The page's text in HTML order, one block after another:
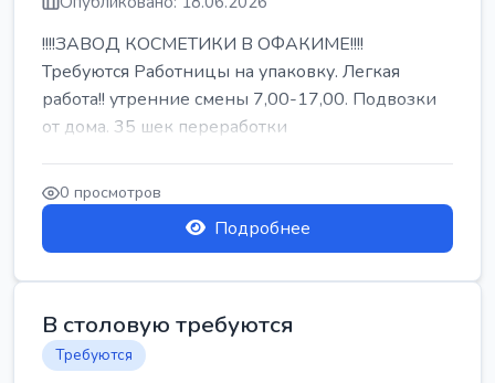
!!!!ЗАВОД КОСМЕТИКИ В ОФАКИМЕ!!!!
Требуются Работницы на упаковку. Легкая
работа!! утренние смены 7,00-17,00. Подвозки
от дома. 35 шек переработки
0 просмотров
Подробнее
В столовую требуются
Требуются